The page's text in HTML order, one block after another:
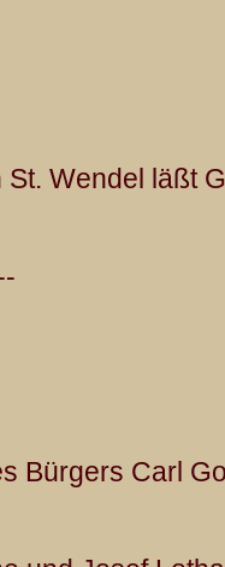
Wendel läßt
Bürgers Carl